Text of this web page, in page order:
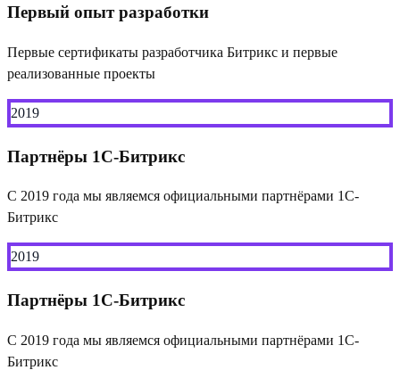
Первый опыт разработки
Первые сертификаты разработчика Битрикс и первые
реализованные проекты
2019
Партнёры 1С-Битрикс
С 2019 года мы являемся официальными партнёрами 1С-
Битрикс
2019
Партнёры 1С-Битрикс
С 2019 года мы являемся официальными партнёрами 1С-
Битрикс